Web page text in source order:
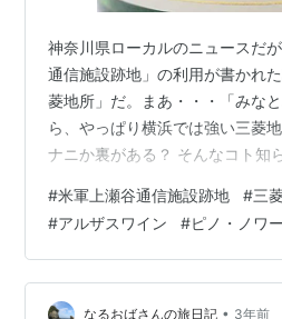
神奈川県ローカルのニュースだ
通信施設跡地」の利用が書かれ
菱地所」だ。まあ・・・「みな
ら、やっぱり横浜では強い三菱
ナニか裏がある？ そんなコト知
れは三井不動産の開発に伴って
跡地の一部の開発の話だ。全体
のかは知らんが、それなりに広
化されるらしい。 〈敷地の広さ
などに匹敵する約70万平方メー
#米軍上瀬谷通信施設跡地 #三
#アルザスワイン #ピノ・ノワ
なるおばさんの旅日記 • 3年前